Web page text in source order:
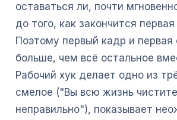
оставаться ли, почти
до того, как закончится
Поэтому первый кадр и первая
больше, чем всё остальное
Рабочий хук делает одно из
смелое ("Вы всю жизнь
неправильно"), показывает